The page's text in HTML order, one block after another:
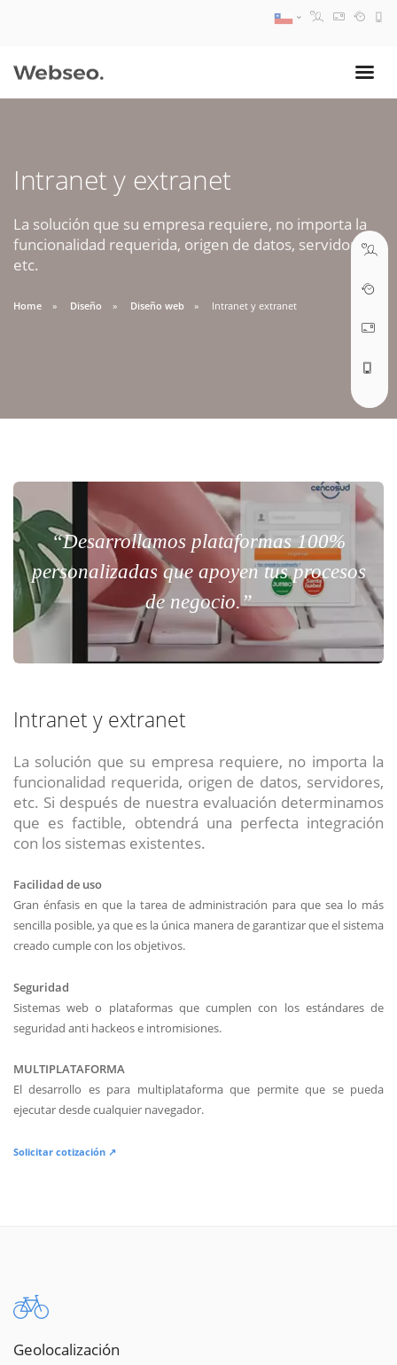
Intranet y extranet
La solución que su empresa requiere, no importa la
funcionalidad requerida, origen de datos, servidores,
etc.
Home Diseño Diseño web Intranet y extranet
“Desarrollamos plataformas 100%
personalizadas que apoyen tus procesos
de negocio.”
Intranet y extranet
La solución que su empresa requiere, no importa la
funcionalidad requerida, origen de datos, servidores,
etc. Si después de nuestra evaluación determinamos
que es factible, obtendrá una perfecta integración
con los sistemas existentes.
Facilidad de uso
Gran énfasis en que la tarea de administración para que sea lo más
sencilla posible, ya que es la única manera de garantizar que el sistema
creado cumple con los objetivos.
Seguridad
Sistemas web o plataformas que cumplen con los estándares de
seguridad anti hackeos e intromisiones.
MULTIPLATAFORMA
El desarrollo es para multiplataforma que permite que se pueda
ejecutar desde cualquier navegador.
Solicitar cotización ↗
Geolocalización
09:30 AM A 18:30 PM
soporte@webseo.cl
ABRIR TICKET